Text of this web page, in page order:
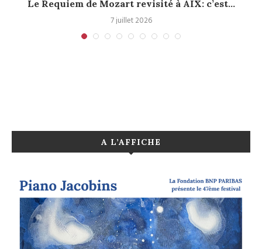
Le Requiem de Mozart revisité à AIX: c’est...
7 juillet 2026
A L’AFFICHE